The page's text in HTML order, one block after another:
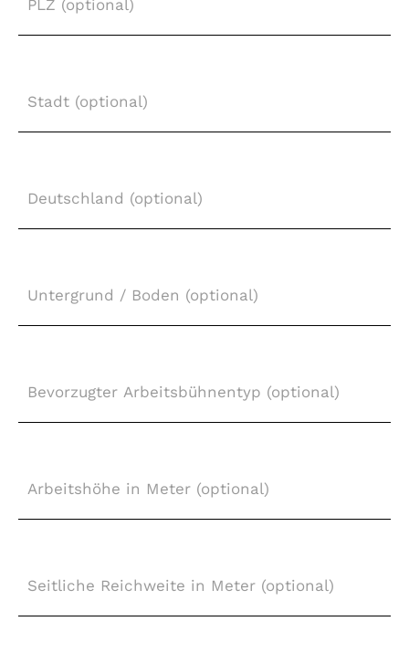
(optional)
(optional)
(optional)
Boden
Arbeitsbühnentyp
(optional)
in
Meter
Reichweite
in